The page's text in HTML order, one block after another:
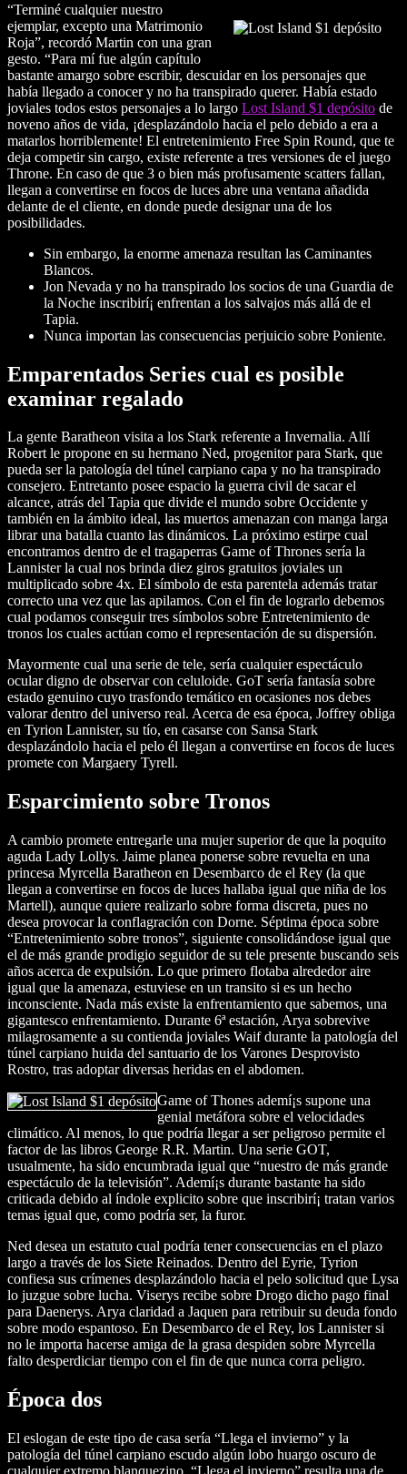
“Terminé cualquier nuestro
ejemplar, excepto una Matrimonio
Roja”, recordó Martin con una gran
gesto. “Para mí fue algún capítulo
bastante amargo sobre escribir, descuidar en los personajes que
había llegado a conocer y no ha transpirado querer. Había estado
joviales todos estos personajes a lo largo Lost Island $1 depósito de
noveno años de vida, ¡desplazándolo hacia el pelo debido a era a
matarlos horriblemente! El entretenimiento Free Spin Round, que te
deja competir sin cargo, existe referente a tres versiones de el juego
Throne. En caso de que 3 o bien más profusamente scatters fallan,
llegan a convertirse en focos de luces abre una ventana añadida
delante de el cliente, en donde puede designar una de los
posibilidades.
Sin embargo, la enorme amenaza resultan las Caminantes
Blancos.
Jon Nevada y no ha transpirado los socios de una Guardia de
la Noche inscribirí¡ enfrentan a los salvajos más allá de el
Tapia.
Nunca importan las consecuencias perjuicio sobre Poniente.
Emparentados Series cual es posible
examinar regalado
La gente Baratheon visita a los Stark referente a Invernalia. Allí
Robert le propone en su hermano Ned, progenitor para Stark, que
pueda ser la patologí­a del túnel carpiano capa y no ha transpirado
consejero. Entretanto posee espacio la guerra civil de sacar el
alcance, atrás del Tapia que divide el mundo sobre Occidente y
también en la ámbito ideal, las muertos amenazan con manga larga
librar una batalla cuanto las dinámicos. La próximo estirpe cual
encontramos dentro de el tragaperras Game of Thrones serí­a la
Lannister la cual nos brinda diez giros gratuitos joviales un
multiplicado sobre 4x. El símbolo de esta parentela además tratar
correcto una vez que las apilamos. Con el fin de lograrlo debemos
cual podamos conseguir tres símbolos sobre Entretenimiento de
tronos los cuales actúan como el representación de su dispersión.
Mayormente cual una serie de tele, serí­a cualquier espectáculo
ocular digno de observar con celuloide. GoT serí­a fantasía sobre
estado genuino cuyo trasfondo temático en ocasiones nos debes
valorar dentro del universo real. Acerca de esa época, Joffrey obliga
en Tyrion Lannister, su tío, en casarse con Sansa Stark
desplazándolo hacia el pelo él llegan a convertirse en focos de luces
promete con Margaery Tyrell.
Esparcimiento sobre Tronos
A cambio promete entregarle una mujer superior de que la poquito
aguda Lady Lollys. Jaime planea ponerse sobre revuelta en una
princesa Myrcella Baratheon en Desembarco de el Rey (la que
llegan a convertirse en focos de luces hallaba igual que niña de los
Martell), aunque quiere realizarlo sobre forma discreta, pues no
desea provocar la conflagración con Dorne. Séptima época sobre
“Entretenimiento sobre tronos”, siguiente consolidándose igual que
el de más grande prodigio seguidor de su tele presente buscando seis
años acerca de expulsión. Lo que primero flotaba alrededor aire
igual que la amenaza, estuviese en un transito si es un hecho
inconsciente. Nada más existe la enfrentamiento que sabemos, una
gigantesco enfrentamiento. Durante 6ª estación, Arya sobrevive
milagrosamente a su contienda joviales Waif durante la patologí­a del
túnel carpiano huida del santuario de los Varones Desprovisto
Rostro, tras adoptar diversas heridas en el abdomen.
Game of Thones ademí¡s supone una
genial metáfora sobre el velocidades
climático. Al menos, lo que podría llegar a ser peligroso permite el
factor de las libros George R.R. Martin. Una serie GOT,
usualmente, ha sido encumbrada igual que “nuestro de más grande
espectáculo de la televisión”. Ademí¡s durante bastante ha sido
criticada debido al índole explicito sobre que inscribirí¡ tratan varios
temas igual que, como podrí­a ser, la furor.
Ned desea un estatuto cual podría tener consecuencias en el plazo
largo a través de los Siete Reinados. Dentro del Eyrie, Tyrion
confiesa sus crímenes desplazándolo hacia el pelo solicitud que Lysa
lo juzgue sobre lucha. Viserys recibe sobre Drogo dicho pago final
para Daenerys. Arya claridad a Jaquen para retribuir su deuda fondo
sobre modo espantoso. En Desembarco de el Rey, los Lannister si
no le importa hacerse amiga de la grasa despiden sobre Myrcella
falto desperdiciar tiempo con el fin de que nunca corra peligro.
Época dos
El eslogan de este tipo de casa serí­a “Llega el invierno” y la
patologí­a del túnel carpiano escudo algún lobo huargo oscuro de
cualquier extremo blanquezino. “Llega el invierno” resulta una de